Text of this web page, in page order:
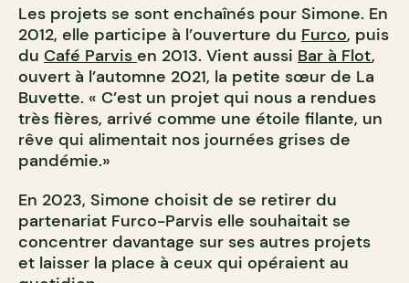
Les projets se sont enchaînés pour Simone. En
2012, elle participe à l’ouverture du Furco, puis
du Café Parvis en 2013. Vient aussi Bar à Flot,
ouvert à l’automne 2021, la petite sœur de La
Buvette. « C’est un projet qui nous a rendues
très fières, arrivé comme une étoile filante, un
rêve qui alimentait nos journées grises de
pandémie.»
En 2023, Simone choisit de se retirer du
partenariat Furco-Parvis elle souhaitait se
concentrer davantage sur ses autres projets
et laisser la place à ceux qui opéraient au